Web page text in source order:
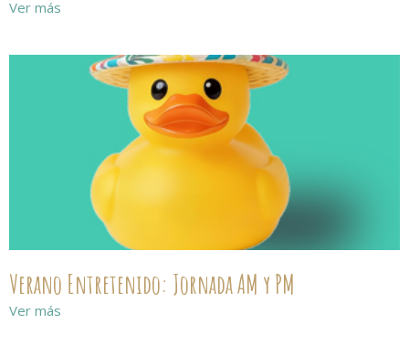
Ver más
Verano Entretenido: Jornada AM y PM
Ver más